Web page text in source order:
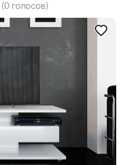
(0 голосов)